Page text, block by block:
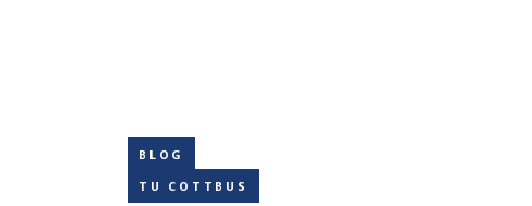
BLOG
TU COTTBUS